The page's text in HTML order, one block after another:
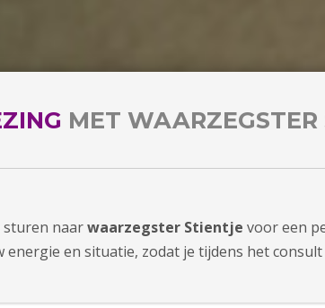
MET WAARZEGSTER
naarwaarzegster Stientje voor een
en situatie, zodat je tijdens het